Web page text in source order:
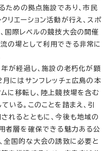
ための拠点施設であり、市民
リエーション活動が行え、スポ
国際レベルの競技大会の開催
の場として利用できる非常に
が経過し、施設の老朽化が顕
にはサンフレッチェ広島の本
に移転し、陸上競技場を含む
いる。このことを踏まえ、引
れるとともに、今後も地域の
者層を確保できる魅力ある公
全国的な大会の誘致に必要と